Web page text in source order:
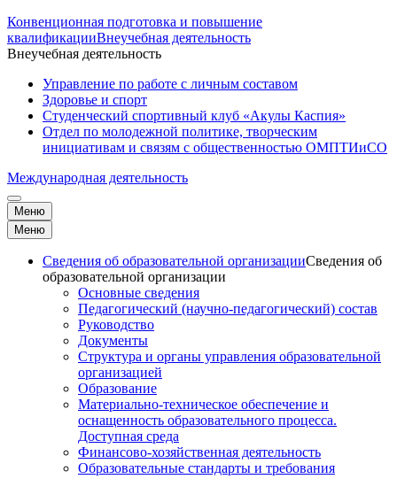
Конвенционная подготовка и повышение
квалификацииВнеучебная деятельность
Внеучебная деятельность
Управление по работе с личным составом
Здоровье и спорт
Студенческий спортивный клуб «Акулы Каспия»
Отдел по молодежной политике, творческим
инициативам и связям с общественностью ОМПТИиСО
Международная деятельность
Меню
Меню
Сведения об образовательной организацииСведения об
образовательной организации
Основные сведения
Педагогический (научно-педагогический) состав
Руководство
Документы
Структура и органы управления образовательной
организацией
Образование
Материально-техническое обеспечение и
оснащенность образовательного процесса.
Доступная среда
Финансово-хозяйственная деятельность
Образовательные стандарты и требования